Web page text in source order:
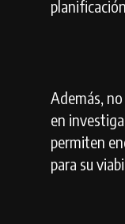
Además,
en
permiten
para su